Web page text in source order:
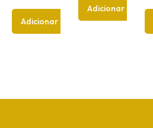
Adicionar
Adicionar